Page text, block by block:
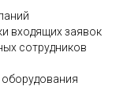
входящих заявок
сотрудников